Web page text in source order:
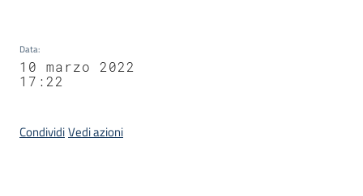
Data:
10 marzo 2022
17:22
CondividiVedi azioni